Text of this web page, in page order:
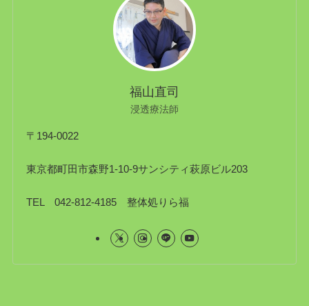
福山直司
浸透療法師
〒194-0022
東京都町田市森野1-10-9サンシティ萩原ビル203
TEL 042-812-4185 整体処りら福